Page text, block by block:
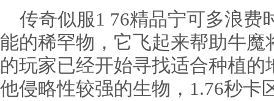
传奇似服1 76精品宁可多浪费
能的稀罕物，它飞起来帮助牛
的玩家已经开始寻找适合种植
他侵略性较强的生物，1.76秒卡